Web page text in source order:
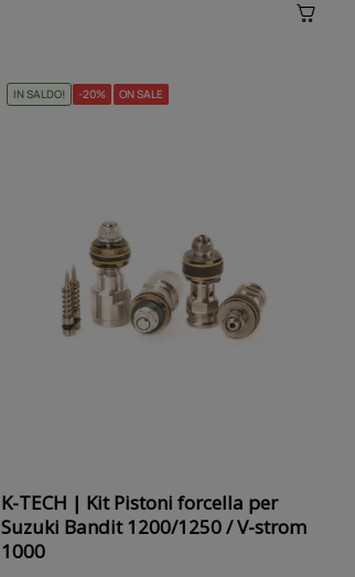
IN SALDO! -20% ON SALE
K-TECH | Kit Pistoni forcella per
Suzuki Bandit 1200/1250 / V-strom
1000